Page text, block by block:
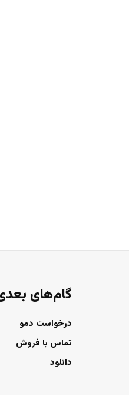
گام‌های
درخواست دمو
تماس با فروش
دانلود